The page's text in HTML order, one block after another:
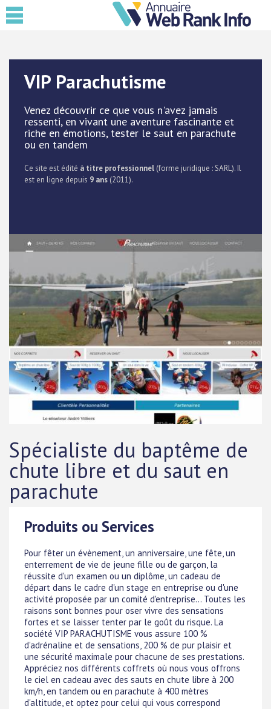
VIP Parachutisme
Venez découvrir ce que vous n'avez jamais
ressenti, en vivant une aventure fascinante et
riche en émotions, tester le saut en parachute
ou en tandem
Ce site est édité à titre professionnel (forme juridique : SARL). Il
est en ligne depuis 9 ans (2011).
Spécialiste du baptême de
chute libre et du saut en
parachute
Produits ou Services
Pour fêter un évènement, un anniversaire, une fête, un
enterrement de vie de jeune fille ou de garçon, la
réussite d'un examen ou un diplôme, un cadeau de
départ dans le cadre d'un stage en entreprise ou d'une
activité proposée par un comité d'entreprise... Toutes les
raisons sont bonnes pour oser vivre des sensations
fortes et se laisser tenter par le goût du risque. La
société VIP PARACHUTISME vous assure 100 %
d'adrénaline et de sensations, 200 % de pur plaisir et
une sécurité maximale pour chacune de ses prestations.
Appréciez nos différents coffrets où nous vous offrons
le ciel en cadeau avec des sauts en chute libre à 200
km/h, en tandem ou en parachute à 400 mètres
d'altitude, et optez pour celui qui vous correspond